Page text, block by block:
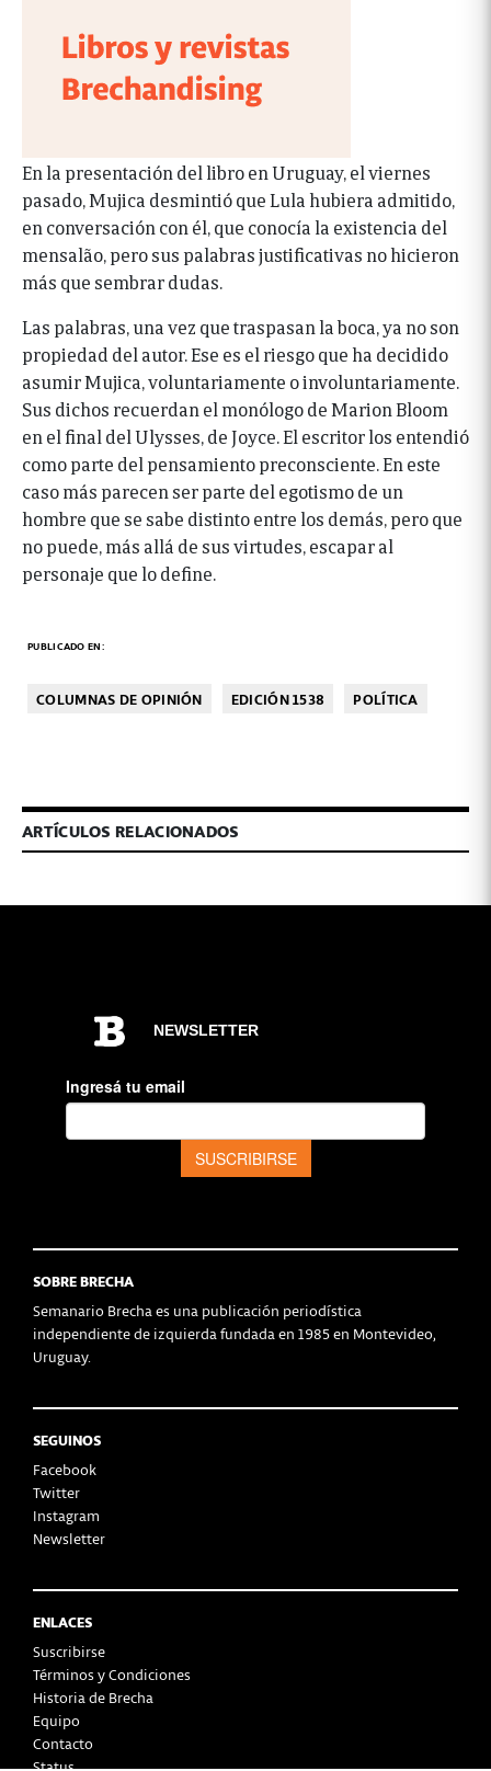
En la presentación del libro en Uruguay, el viernes
pasado, Mujica desmintió que Lula hubiera admitido,
en conversación con él, que conocía la existencia del
mensalão, pero sus palabras justificativas no hicieron
más que sembrar dudas.
Las palabras, una vez que traspasan la boca, ya no son
propiedad del autor. Ese es el riesgo que ha decidido
asumir Mujica, voluntariamente o involuntariamente.
Sus dichos recuerdan el monólogo de Marion Bloom
en el final del Ulysses, de Joyce. El escritor los entendió
como parte del pensamiento preconsciente. En este
caso más parecen ser parte del egotismo de un
hombre que se sabe distinto entre los demás, pero que
no puede, más allá de sus virtudes, escapar al
personaje que lo define.
PUBLICADO EN:
COLUMNAS DE OPINIÓN EDICIÓN 1538 POLÍTICA
ARTÍCULOS RELACIONADOS
SOBRE BRECHA
Semanario Brecha es una publicación periodística
independiente de izquierda fundada en 1985 en Montevideo,
Uruguay.
SEGUINOS
Facebook
Twitter
Instagram
Newsletter
ENLACES
Suscribirse
Términos y Condiciones
Historia de Brecha
Equipo
Contacto
Status